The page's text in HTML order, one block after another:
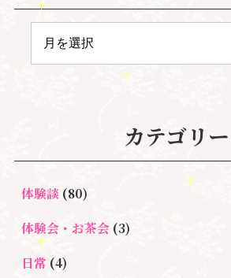
カテゴリー
体験談(80)
体験会・お茶会(3)
日常 (4)